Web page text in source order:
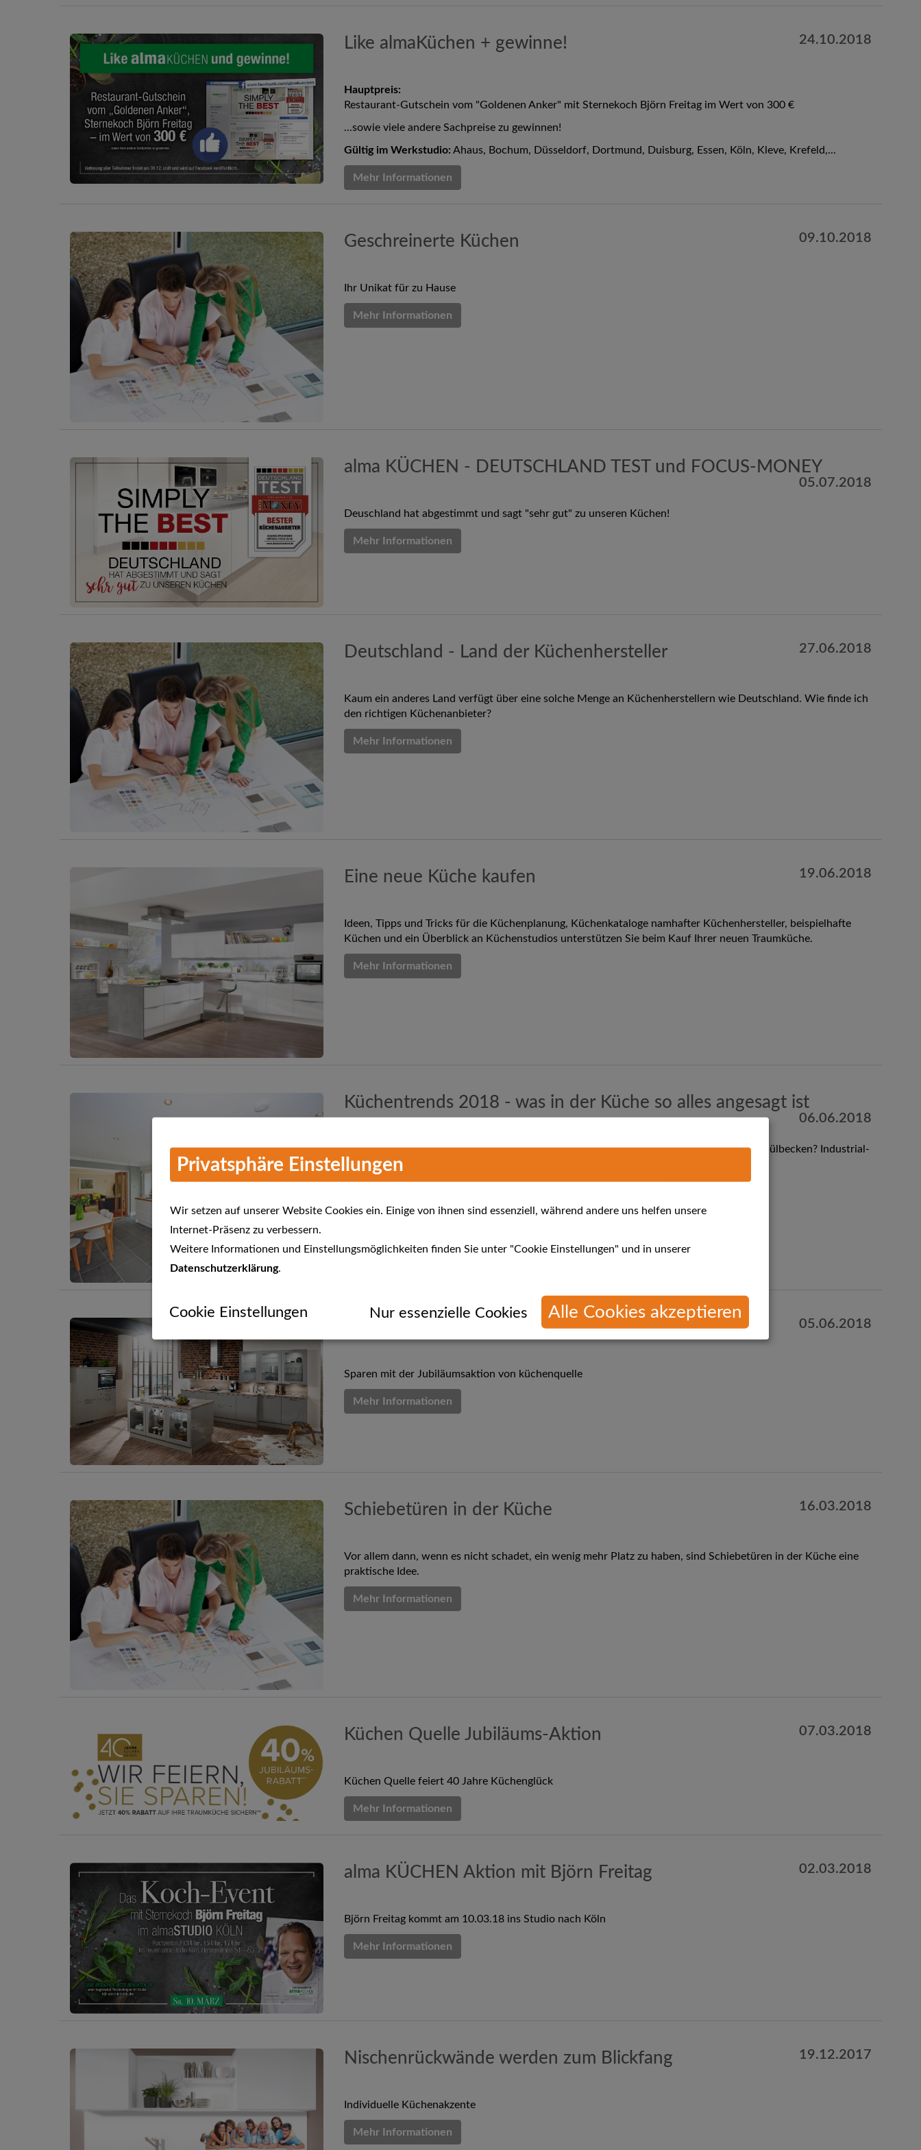
Like almaKüchen + gewinne! 24.10.2018
Hauptpreis:
Restaurant-Gutschein vom "Goldenen Anker" mit Sternekoch Björn Freitag im Wert von 300 €
...sowie viele andere Sachpreise zu gewinnen!
Gültig im Werkstudio: Ahaus, Bochum, Düsseldorf, Dortmund, Duisburg, Essen, Köln, Kleve, Krefeld,...
Mehr Informationen
Geschreinerte Küchen 09.10.2018
Ihr Unikat für zu Hause
Mehr Informationen
alma KÜCHEN - DEUTSCHLAND TEST und FOCUS-MONEY
05.07.2018
Deuschland hat abgestimmt und sagt "sehr gut" zu unseren Küchen!
Mehr Informationen
Deutschland - Land der Küchenhersteller 27.06.2018
Kaum ein anderes Land verfügt über eine solche Menge an Küchenherstellern wie Deutschland. Wie finde ich
den richtigen Küchenanbieter?
Mehr Informationen
Eine neue Küche kaufen 19.06.2018
Ideen, Tipps und Tricks für die Küchenplanung, Küchenkataloge namhafter Küchenhersteller, beispielhafte
Küchen und ein Überblick an Küchenstudios unterstützen Sie beim Kauf Ihrer neuen Traumküche.
Mehr Informationen
Küchentrends 2018 - was in der Küche so alles angesagt ist
06.06.2018
Küchentrend 2018? Ist es "Nachhaltigkeit und Umweltbewusstsein"? Ein extra großes Spülbecken? Industrial-
Style? Oder...? Wir zeigen Ihnen was in der Küche in 2018 so alles angesagt ist.
05.06.2018
Sparen mit der Jubiläumsaktion von küchenquelle
Mehr Informationen
Schiebetüren in der Küche 16.03.2018
Vor allem dann, wenn es nicht schadet, ein wenig mehr Platz zu haben, sind Schiebetüren in der Küche eine
praktische Idee.
Mehr Informationen
Küchen Quelle Jubiläums-Aktion 07.03.2018
Küchen Quelle feiert 40 Jahre Küchenglück
Mehr Informationen
alma KÜCHEN Aktion mit Björn Freitag 02.03.2018
Björn Freitag kommt am 10.03.18 ins Studio nach Köln
Mehr Informationen
Nischenrückwände werden zum Blickfang 19.12.2017
Individuelle Küchenakzente
Mehr Informationen
Privatsphäre Einstellungen
Wir setzen auf unserer Website Cookies ein. Einige von ihnen sind essenziell, während andere uns helfen unsere
Internet-Präsenz zu verbessern.
Weitere Informationen und Einstellungsmöglichkeiten finden Sie unter "Cookie Einstellungen" und in unserer
Datenschutzerklärung.
Cookie Einstellungen Nur essenzielle Cookies Alle Cookies akzeptieren